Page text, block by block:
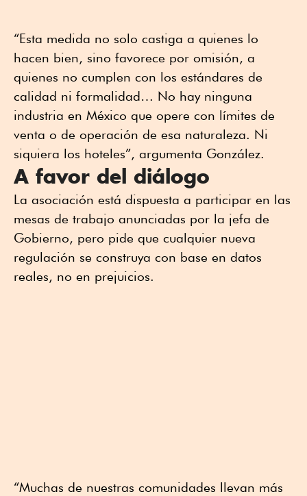
“Esta medida no solo castiga a quienes lo
hacen bien, sino favorece por omisión, a
quienes no cumplen con los estándares de
calidad ni formalidad… No hay ninguna
industria en México que opere con límites de
venta o de operación de esa naturaleza. Ni
siquiera los hoteles”, argumenta González.
A favor del diálogo
La asociación está dispuesta a participar en las
mesas de trabajo anunciadas por la jefa de
Gobierno, pero pide que cualquier nueva
regulación se construya con base en datos
reales, no en prejuicios.
“Muchas de nuestras comunidades llevan más